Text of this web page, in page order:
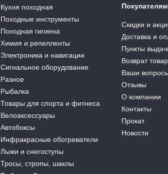
Кухня походная
Походные инструменты
Походная гигиена
Химия и репелленты
Электроника и навигации
Сигнальное оборудование
Разное
Рыбалка
Товары для спорта и фитнеса
Велоаксессуары
Автобоксы
Инфракрасные обогреватели
Лыжи и снегоступы
Тросы, стропы, шаклы
Скидки и
Доставка и
Пункты
Возврат
Ваши
Отзывы
О компании
Контакты
Прокат
Новости